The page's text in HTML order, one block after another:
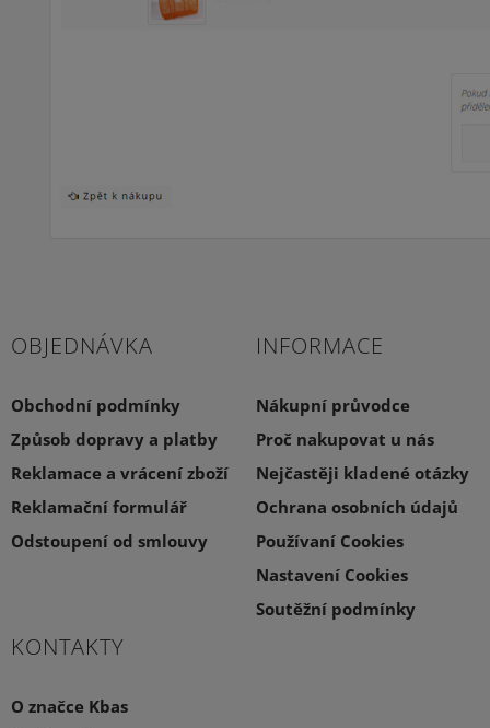
OBJEDNÁVKA
Obchodní podmínky
Způsob dopravy a platby
Reklamace a vrácení zboží
Reklamační formulář
Odstoupení od smlouvy
INFORMACE
Nákupní průvodce
Proč nakupovat u nás
Nejčastěji kladené otázky
Ochrana osobních údajů
Používaní Cookies
Nastavení Cookies
Soutěžní podmínky
KONTAKTY
O značce Kbas